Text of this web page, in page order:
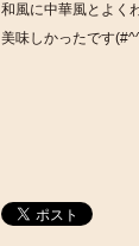
和風に中華風とよく
美味しかったです